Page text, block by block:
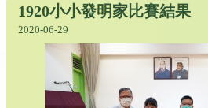
1920小小發明家比賽結果
2020-06-29